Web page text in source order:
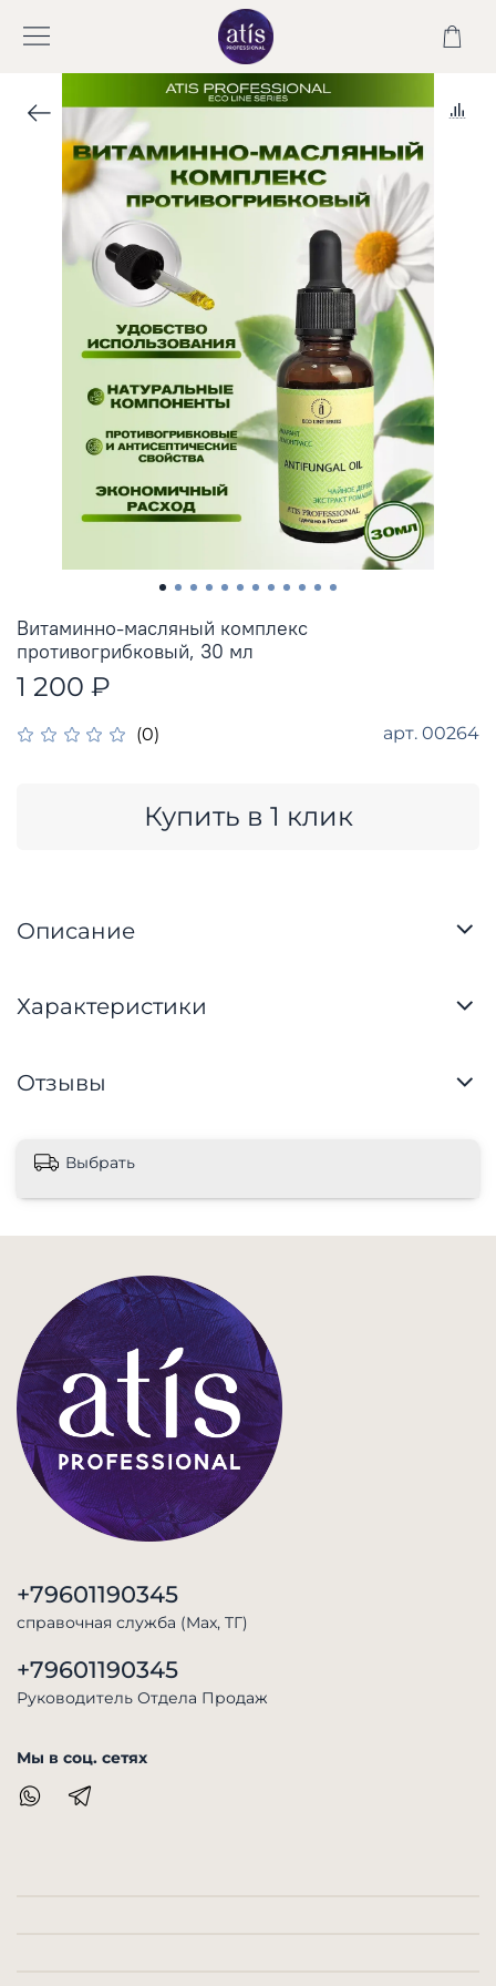
(0) арт. 00264
Витаминно-масляный комплекс
противогрибковый, 30 мл
1 200 ₽
Купить в 1 клик
Описание
Характеристики
Отзывы
Выбрать
+79601190345
справочная служба (Max, TГ)
+79601190345
Руководитель Отдела Продаж
Мы в соц. сетях